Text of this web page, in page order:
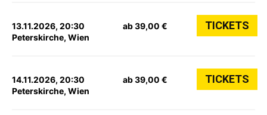
13.11.2026, 20:30
Peterskirche, Wien
ab 39,00 € TICKETS
14.11.2026, 20:30
Peterskirche, Wien
ab 39,00 € TICKETS